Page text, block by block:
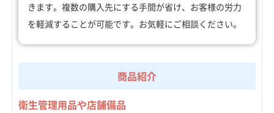
きます。複数の購入先にする手間が省け、お客様の労力
を軽減することが可能です。お気軽にご相談ください。
商品紹介
衛生管理用品や店舗備品